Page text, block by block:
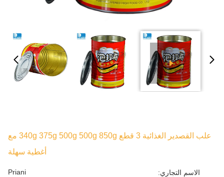
علب القصدير الغذائية 3 قطع 340g 375g 500g 500g 850g مع
أغطية سهلة
الاسم التجاري: Priani